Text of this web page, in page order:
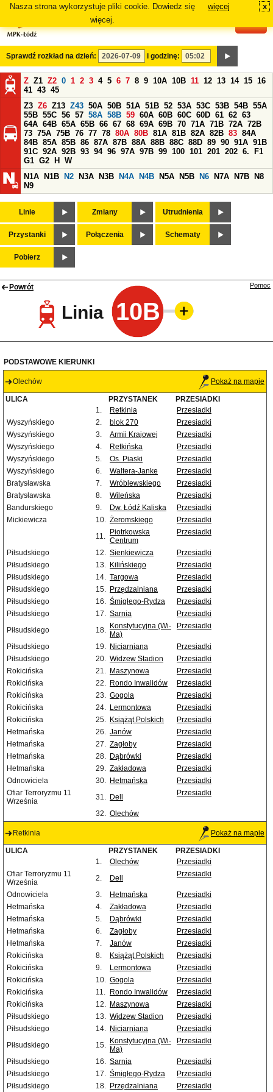
Nasza strona wykorzystuje pliki cookie. Dowiedz się
więcej.
więcej x
Sprawdź rozkład na dzień: i godzinę:
Z Z1 Z2 0 1 2 3 4 5 6 7 8 9 10A 10B 11 12 13 14 15 16
41 43 45
Z3 Z6 Z13 Z43 50A 50B 51A 51B 52 53A 53C 53B 54B 55A
55B 55C 56 57 58A 58B 59 60A 60B 60C 60D 61 62 63
64A 64B 65A 65B 66 67 68 69A 69B 70 71A 71B 72A 72B
73 75A 75B 76 77 78 80A 80B 81A 81B 82A 82B 83 84A
84B 85A 85B 86 87A 87B 88A 88B 88C 88D 89 90 91A 91B
91C 92A 92B 93 94 96 97A 97B 99 100 101 201 202 6.
F1
G1 G2 H
W
N1A
N1B N2 N3A N3B N4A N4B N5A N5B N6 N7A N7B
N8
N9
Linie Zmiany Utrudnienia
Przystanki Połączenia Schematy
Pobierz
Powrót
Linia 10B
Pomoc
PODSTAWOWE KIERUNKI
Olechów Pokaż na mapie
ULICA PRZYSTANEK
PRZESIADKI
1.
Retkinia
Przesiadki
Wyszyńskiego
2. blok 270
Przesiadki
Wyszyńskiego
3. Armii Krajowej
Przesiadki
Wyszyńskiego
4. Retkińska
Przesiadki
Wyszyńskiego
5. Os. Piaski
Przesiadki
Wyszyńskiego
6. Waltera-Janke
Przesiadki
Bratysławska
7. Wróblewskiego
Przesiadki
Bratysławska
8. Wileńska
Przesiadki
Bandurskiego
9. Dw. Łódź Kaliska
Przesiadki
Mickiewicza
10. Żeromskiego
Przesiadki
11.
Piotrkowska
Centrum
Przesiadki
Piłsudskiego 12. Sienkiewicza
Przesiadki
Piłsudskiego
13. Kilińskiego
Przesiadki
Piłsudskiego
14. Targowa
Przesiadki
Piłsudskiego
15. Przędzalniana
Przesiadki
Piłsudskiego
16. Śmigłego-Rydza
Przesiadki
Piłsudskiego
17. Sarnia
Przesiadki
Piłsudskiego
18. Konstytucyjna (Wi-
Ma)
Przesiadki
Piłsudskiego 19. Niciarniana
Przesiadki
Piłsudskiego
20. Widzew Stadion
Przesiadki
Rokicińska
21. Maszynowa
Przesiadki
Rokicińska
22. Rondo Inwalidów
Przesiadki
Rokicińska
23. Gogola
Przesiadki
Rokicińska
24. Lermontowa
Przesiadki
Rokicińska
25. Książąt Polskich
Przesiadki
Hetmańska
26. Janów
Przesiadki
Hetmańska
27. Zagłoby
Przesiadki
Hetmańska
28. Dąbrówki
Przesiadki
Hetmańska
29. Zakładowa
Przesiadki
Odnowiciela
30. Hetmańska
Przesiadki
Ofiar Terroryzmu 11
Września
31. Dell Przesiadki
32. Olechów
Retkinia Pokaż na mapie
ULICA PRZYSTANEK
PRZESIADKI
1.
Olechów
Przesiadki
Ofiar Terroryzmu 11
Września
2. Dell Przesiadki
Odnowiciela 3. Hetmańska
Przesiadki
Hetmańska
4. Zakładowa
Przesiadki
Hetmańska
5. Dąbrówki
Przesiadki
Hetmańska
6. Zagłoby
Przesiadki
Hetmańska
7. Janów
Przesiadki
Rokicińska
8. Książąt Polskich
Przesiadki
Rokicińska
9. Lermontowa
Przesiadki
Rokicińska
10. Gogola
Przesiadki
Rokicińska
11. Rondo Inwalidów
Przesiadki
Rokicińska
12. Maszynowa
Przesiadki
Piłsudskiego
13. Widzew Stadion
Przesiadki
Piłsudskiego
14. Niciarniana
Przesiadki
Piłsudskiego
15. Konstytucyjna (Wi-
Ma)
Przesiadki
Piłsudskiego 16. Sarnia
Przesiadki
Piłsudskiego
17. Śmigłego-Rydza
Przesiadki
Piłsudskiego
18. Przędzalniana Przesiadki